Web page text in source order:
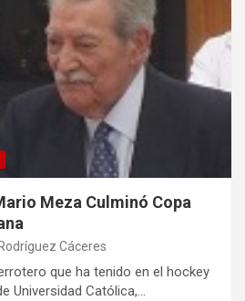
Meza Culminó Copa
Cáceres
que ha tenido en el hockey
Universidad Católica,…